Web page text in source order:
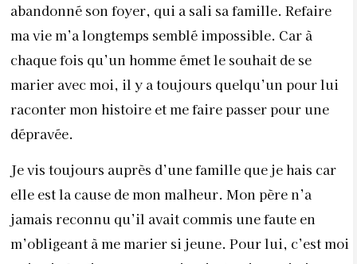
abandonné son foyer, qui a sali sa famille. Refaire
ma vie m’a longtemps semblé impossible. Car à
chaque fois qu’un homme émet le souhait de se
marier avec moi, il y a toujours quelqu’un pour lui
raconter mon histoire et me faire passer pour une
dépravée.
Je vis toujours auprès d’une famille que je hais car
elle est la cause de mon malheur. Mon père n’a
jamais reconnu qu’il avait commis une faute en
m’obligeant à me marier si jeune. Pour lui, c’est moi